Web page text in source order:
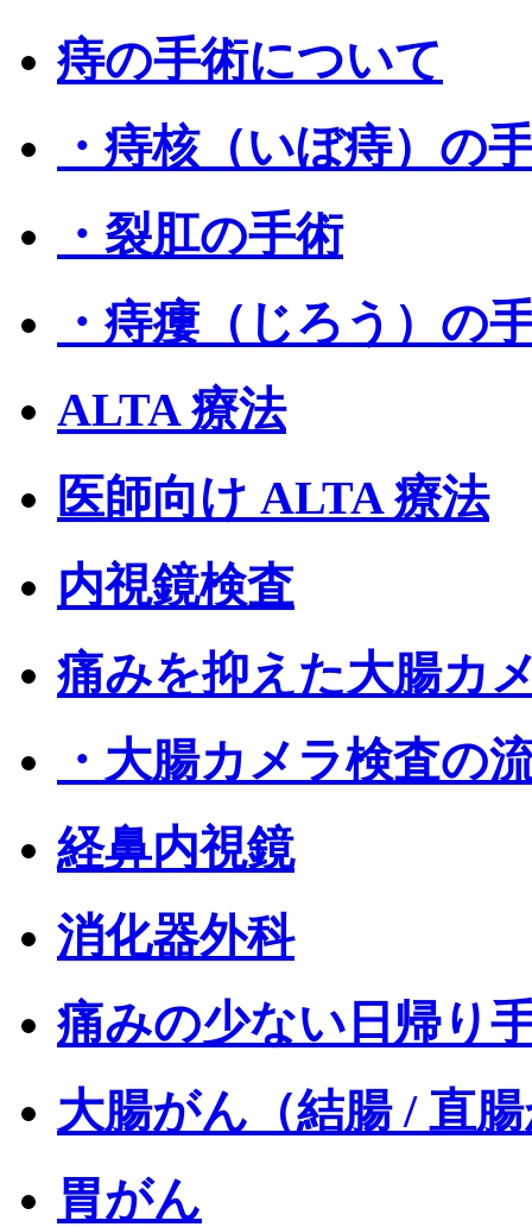
痔の手術について
・痔核（いぼ痔）の
・裂肛の手術
・痔瘻（じろう）の
ALTA 療法
医師向け ALTA 療法
内視鏡検査
痛みを抑えた大腸カ
・大腸カメラ検査の
経鼻内視鏡
消化器外科
痛みの少ない日帰り
大腸がん（結腸 / 直
胃がん